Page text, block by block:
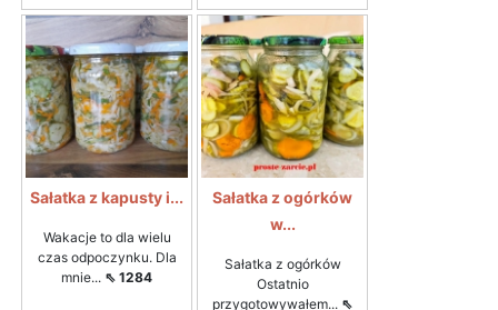
Sałatka z kapusty i...
Wakacje to dla wielu
czas odpoczynku. Dla
mnie... ⇖ 1284
Sałatka z ogórków
w...
Sałatka z ogórków
Ostatnio
przygotowywałem... ⇖